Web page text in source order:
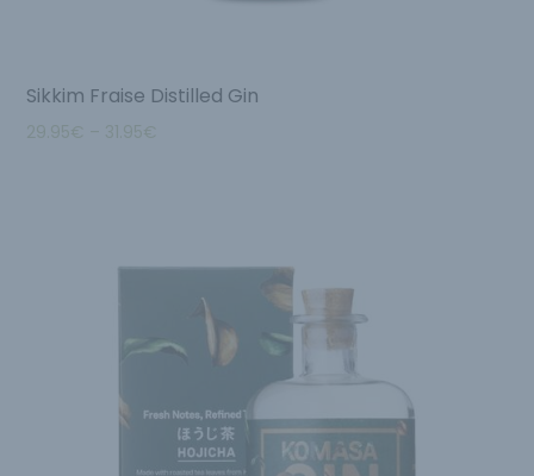
Sikkim Fraise Distilled Gin
29.95€ – 31.95€